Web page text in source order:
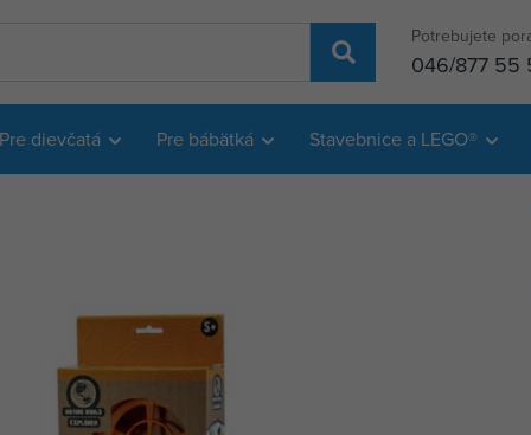
Potrebujete
046/877 55
Pre dievčatá Pre bábätká Stavebnice a LEGO®